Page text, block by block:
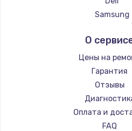
Заказать
Ремонт
Заказать
Заказать
Samsung
Lexmark
Sharp
TSC
Fujitsu
Godex
О
Цены на
Гарантия
Отзывы
Оплата и
FAQ